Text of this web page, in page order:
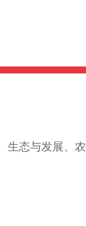
生态与发展、农